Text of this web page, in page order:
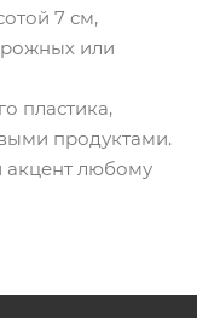
7 см,
или
пластика,
продуктами.
акцент любому